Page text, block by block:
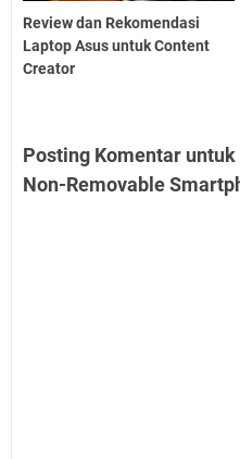
Review dan Rekomendasi
Laptop Asus untuk Content
Creator
Posting Komentar
Non-Removable